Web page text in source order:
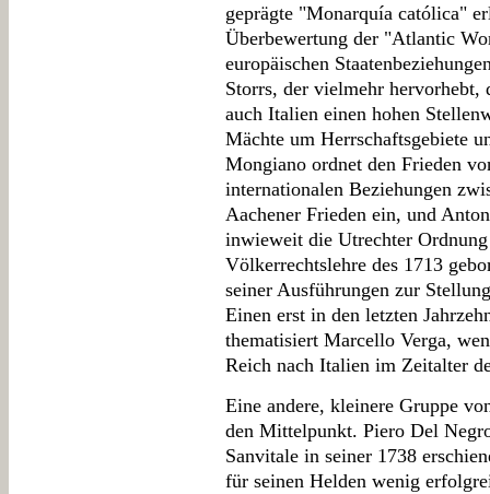
geprägte "Monarquía católica"
Überbewertung der "Atlantic
europäischen
Storrs, der vielmehr hervorhebt,
auch Italien einen hohen
Mächte um Herrschaftsgebiete
Mongiano ordnet den Frieden
internationalen Beziehungen
Aachener Frieden ein, und
inwieweit die Utrechter Ordnung
Völkerrechtslehre des 1713
seiner Ausführungen zur
Einen erst in den letzten
thematisiert Marcello Verga,
Reich nach Italien im Zeitalter
Eine andere, kleinere Gruppe
den Mittelpunkt. Piero Del
Sanvitale in seiner 1738
für seinen Helden wenig